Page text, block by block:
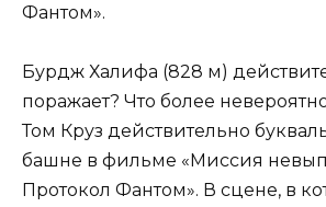
Фантом».
Бурдж Халифа (828 м)
поражает? Что более
Том Круз действительно
башне в фильме «Миссия
Протокол Фантом». В сцене, в